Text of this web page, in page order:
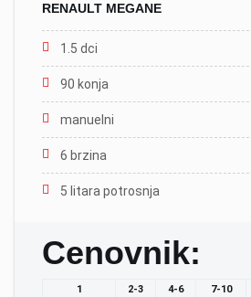
RENAULT MEGANE
1.5 dci
90 konja
manuelni
6 brzina
5 litara potrosnja
Cenovnik:
1 2-3 4-6 7-10